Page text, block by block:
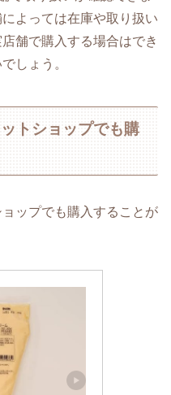
よっては在庫や取り扱い
舗で購入する場合はでき
しょう。
トショップでも購
ップでも購入することが